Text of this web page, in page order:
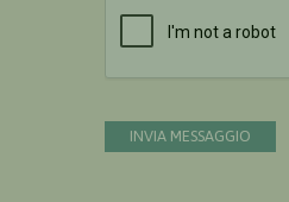
INVIA MESSAGGIO